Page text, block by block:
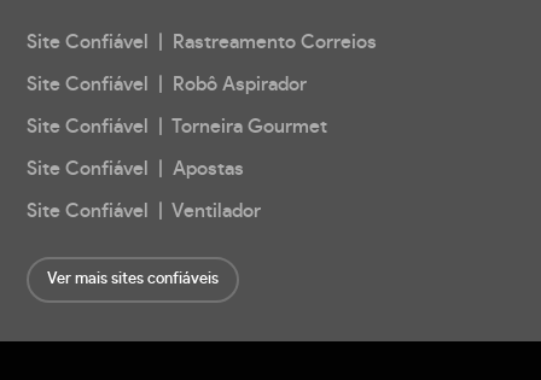
Site Confiável | Rastreamento Correios
Site Confiável | Robô Aspirador
Site Confiável | Torneira Gourmet
Site Confiável | Apostas
Site Confiável | Ventilador
Ver mais sites confiáveis